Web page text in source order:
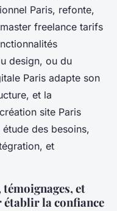
Paris, refonte,
freelance tarifs
design, ou du
Paris adapte son
et la
site Paris
des besoins,
et
et
établir la confiance